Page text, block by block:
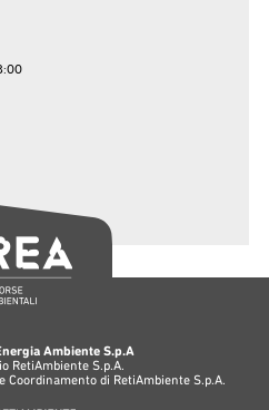
Ambiente S.p.A
RetiAmbiente S.p.A.
Coordinamento di RetiAmbiente S.p.A.